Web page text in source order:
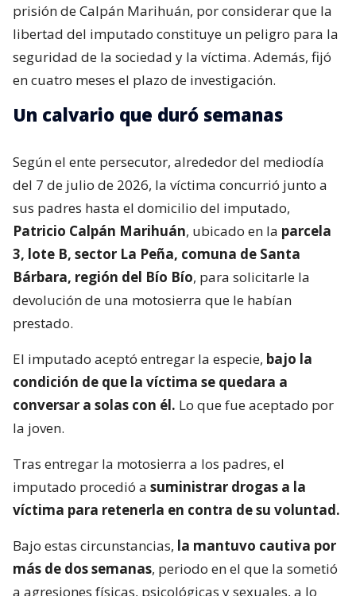
prisión de Calpán Marihuán, por considerar que la
libertad del imputado constituye un peligro para la
seguridad de la sociedad y la víctima. Además, fijó
en cuatro meses el plazo de investigación.
Un calvario que duró semanas
Según el ente persecutor, alrededor del mediodía
del 7 de julio de 2026, la víctima concurrió junto a
sus padres hasta el domicilio del imputado,
Patricio Calpán Marihuán, ubicado en la parcela
3, lote B, sector La Peña, comuna de Santa
Bárbara, región del Bío Bío, para solicitarle la
devolución de una motosierra que le habían
prestado.
El imputado aceptó entregar la especie, bajo la
condición de que la víctima se quedara a
conversar a solas con él. Lo que fue aceptado por
la joven.
Tras entregar la motosierra a los padres, el
imputado procedió a suministrar drogas a la
víctima para retenerla en contra de su voluntad.
Bajo estas circunstancias, la mantuvo cautiva por
más de dos semanas, periodo en el que la sometió
a agresiones físicas, psicológicas y sexuales, a lo